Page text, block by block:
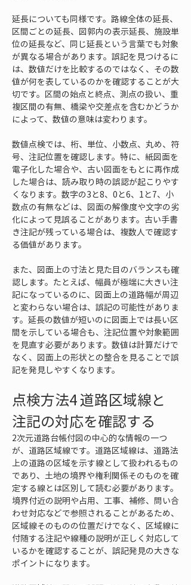
延長についても同様です。路線全体の延長、
区間ごとの延長、図郭内の表示延長、施設単
位の延長など、同じ延長という言葉でも対象
が異なる場合があります。誤記を見つけるに
は、数値だけを比較するのではなく、その数
値が何を表しているのかを確認することが大
切です。区間の始点と終点、測点の扱い、重
複区間の有無、橋梁や交差点を含むかどうか
によって、数値の意味は変わります。
数値点検では、桁、単位、小数点、丸め、符
号、注記位置を確認します。特に、紙図面を
電子化した場合や、古い図面をもとに再作成
した場合は、読み取り時の誤認が起こりやす
くなります。数字の3と8、0と6、1と7、小
数点の有無などは、図面の解像度や文字の劣
化によって見誤ることがあります。古い手書
き注記が残っている場合は、複数人で確認す
る価値があります。
また、図面上の寸法と見た目のバランスも確
認します。たとえば、幅員が極端に大きい注
記になっているのに、図面上の道路幅が周辺
と変わらない場合は、誤記の可能性がありま
す。延長の数値が短いのに図面上では長い区
間を示している場合も、注記位置や対象範囲
を見直す必要があります。数値は計算だけで
なく、図面上の形状との整合を見ることで誤
記を発見しやすくなります。
点検方法4 道路区域線と
注記の対応を確認する
2次元道路台帳付図の中心的な情報の一つ
が、道路区域線です。道路区域線は、道路法
上の道路の区域を示す線として扱われるもの
であり、土地の境界や権利関係そのものを確
定する線とは区別して読む必要があります。
境界付近の説明や占用、工事、補修、問い合
わせ対応などで参照されることがあるため、
区域線そのものの位置だけでなく、区域線に
付随する注記や線種の説明が正しく対応して
いるかを確認することが、誤記発見の大きな
ポイントになります。